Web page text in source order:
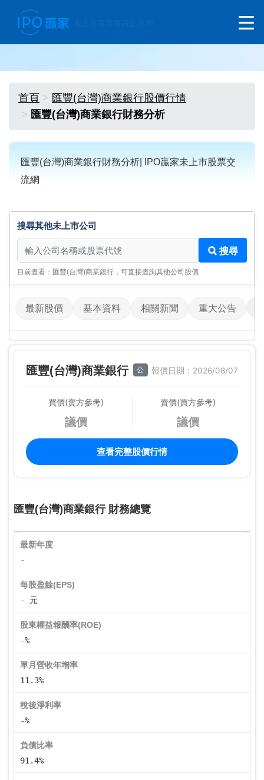
首頁
匯豐(台灣)商業銀行股價行情
匯豐(台灣)商業銀行財務分析
匯豐(台灣)商業銀行財務分析| IPO贏家未上市股票交
流網
搜尋其他未上市公司
搜尋其他未上市公司
搜尋
目前查看：匯豐(台灣)商業銀行，可直接查詢其他公司股價
最新股價 基本資料 相關新聞 重大公告
匯豐(台灣)商業銀行 公 報價日期：2026/08/07
買價(賣方參考)
議價
賣價(買方參考)
議價
查看完整股價行情
匯豐(台灣)商業銀行 財務總覽
最新年度
-
每股盈餘(EPS)
- 元
股東權益報酬率(ROE)
-%
單月營收年增率
11.3%
稅後淨利率
-%
負債比率
91.4%